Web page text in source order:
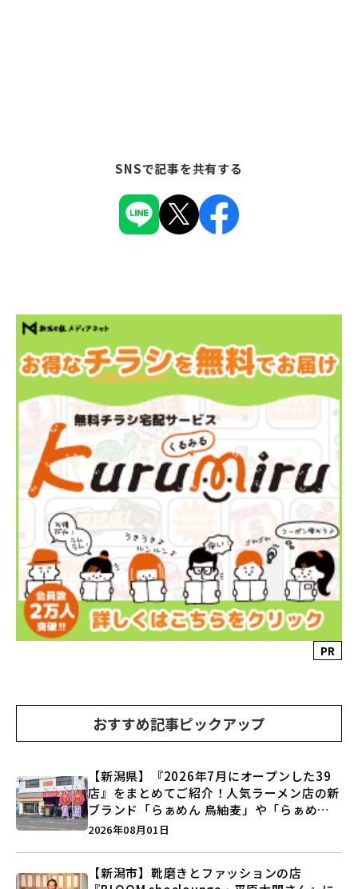
SNSで記事を共有する
PR
おすすめ記事ピックアップ
【新潟県】『2026年7月にオープンした39
店』をまとめてご紹介！人気ラーメン店の新
ブランド「らぁめん 鳥紬麦」や「らぁめん
しょうがの空」など盛りだくさん♪
2026年08月01日
【新潟市】靴磨きとファッションの店